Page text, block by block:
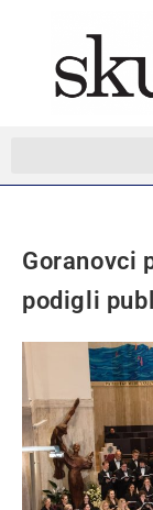
Goranovci
podigli